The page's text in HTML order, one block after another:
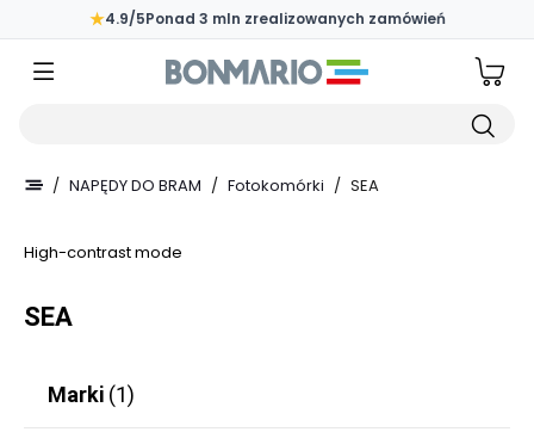
Przejdź do głównej zawartości strony
★4.9/5Ponad 3 mln zrealizowanych zamówień
/ NAPĘDY DO BRAM / Fotokomórki / SEA
High-contrast mode
SEA
Marki (1)